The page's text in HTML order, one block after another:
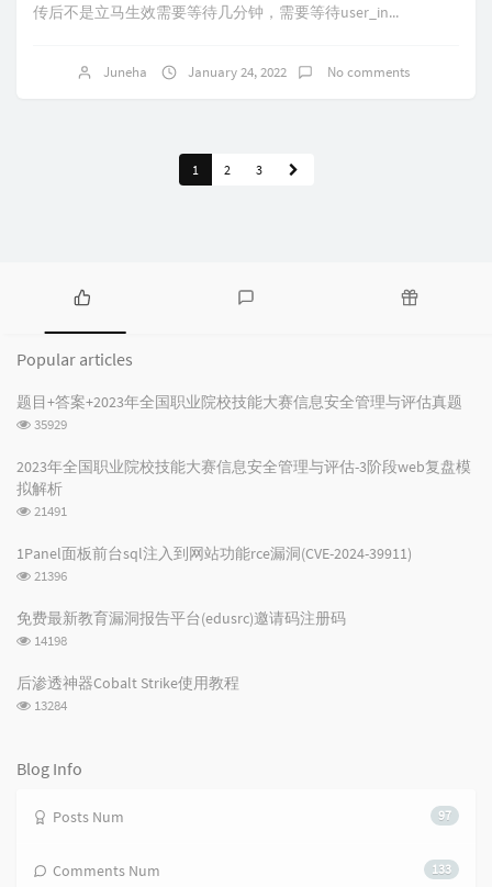
传后不是立马生效需要等待几分钟，需要等待user_in...
Juneha January 24, 2022 No comments
1 2 3
P
p
u
l
r
i
e
e
s
c
o
e
s
d
o
c
l
Popular articles
题目+答案+2023年全国职业院校技能大赛信息安全管理与评估真题
浏
次
数:
35929
2023年全国职业院校技能大赛信息安全管理与评估-3阶段web复盘模
拟解析
浏
次
21491
1Panel面板前台sql注入到网站功能rce漏洞(CVE-2024-39911)
浏
次
数:
21396
免费最新教育漏洞报告平台(edusrc)邀请码注册码
浏
次
数:
14198
后渗透神器Cobalt Strike使用教程
浏
13284
Blog Info
97
Posts Num
133
Comments Num